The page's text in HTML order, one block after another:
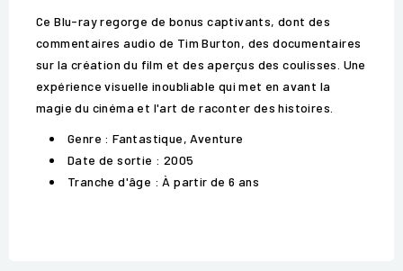
Ce Blu-ray regorge de bonus captivants, dont des
commentaires audio de Tim Burton, des documentaires
sur la création du film et des aperçus des coulisses. Une
expérience visuelle inoubliable qui met en avant la
magie du cinéma et l'art de raconter des histoires.
Genre : Fantastique, Aventure
Date de sortie : 2005
Tranche d'âge : À partir de 6 ans